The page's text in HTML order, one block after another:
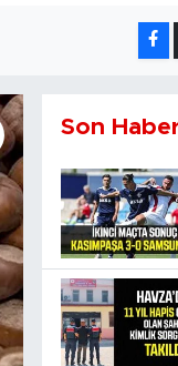
Son